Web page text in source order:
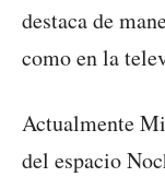
destaca de
como en la
Actualmente
del espacio